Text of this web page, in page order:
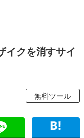
イクを消すサイ
無料ツール